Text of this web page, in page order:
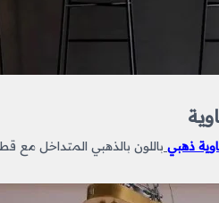
ذهبي باللون بالذهبي المتداخل مع